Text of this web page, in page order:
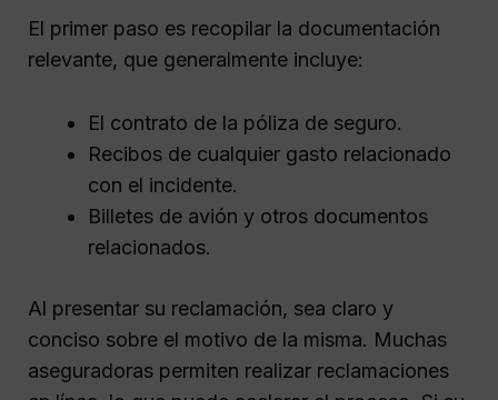
El primer paso es recopilar la documentación
relevante, que generalmente incluye:
El contrato de la póliza de seguro.
Recibos de cualquier gasto relacionado
con el incidente.
Billetes de avión y otros documentos
relacionados.
Al presentar su reclamación, sea claro y
conciso sobre el motivo de la misma. Muchas
aseguradoras permiten realizar reclamaciones